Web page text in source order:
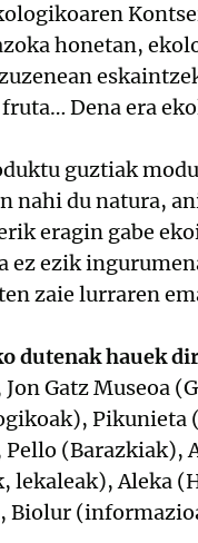
honetan,
Dena era
guztiak
nahi du natura,
eragin gabe
ez ezik
zaie lurraren
dutenak hauek
Gatz Museoa
Pikunieta
(Barazkiak),
lekaleak), Aleka
Biolur